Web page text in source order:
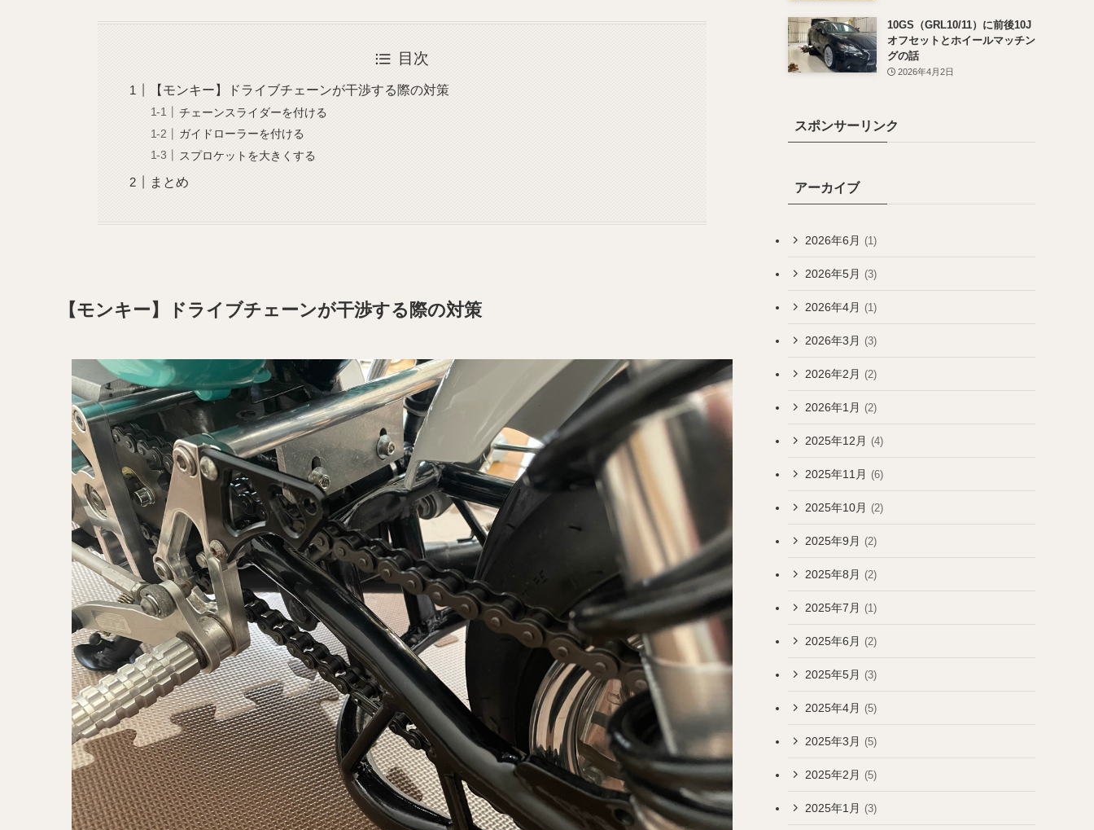
目次
【モンキー】ドライブチェーンが干渉する際の対策
チェーンスライダーを付ける
ガイドローラーを付ける
スプロケットを大きくする
まとめ
【モンキー】ドライブチェーンが干渉する際の対策
10GS（GRL10/11）に前後10J
オフセットとホイールマッチン
グの話
2026年4月2日
スポンサーリンク
アーカイブ
2026年6月 (1)
2026年5月 (3)
2026年4月 (1)
2026年3月 (3)
2026年2月 (2)
2026年1月 (2)
2025年12月 (4)
2025年11月 (6)
2025年10月 (2)
2025年9月 (2)
2025年8月 (2)
2025年7月 (1)
2025年6月 (2)
2025年5月 (3)
2025年4月 (5)
2025年3月 (5)
2025年2月 (5)
2025年1月 (3)